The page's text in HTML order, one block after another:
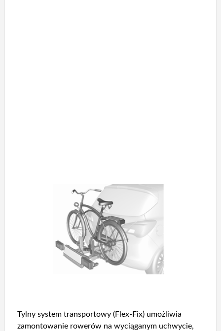
Tylny system transportowy (Flex-Fix) umożliwia
zamontowanie rowerów na wyciąganym uchwycie,